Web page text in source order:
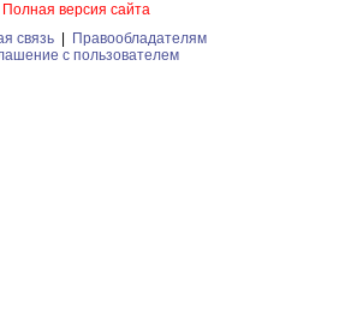
Полная версия сайта
связь
Правообладателям
с пользователем